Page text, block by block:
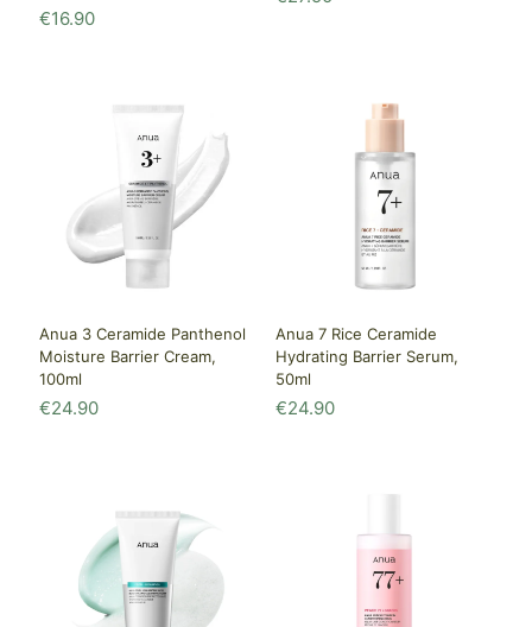
€16.90
Anua 3 Ceramide Panthenol
Moisture Barrier Cream,
100ml
€24.90
Anua 7 Rice Ceramide
Hydrating Barrier Serum,
50ml
€24.90